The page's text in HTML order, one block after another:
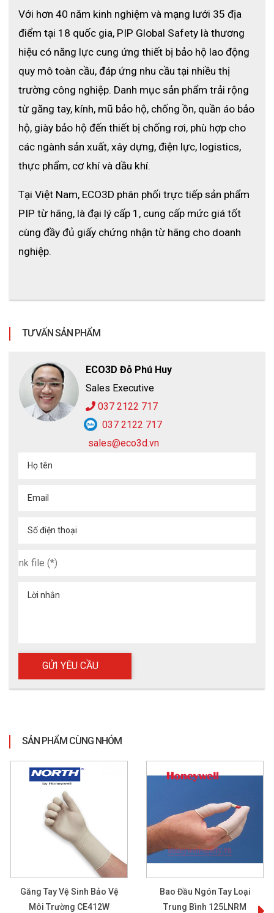
tay Latex 9 inch này khá nổi bật với chiều dài ấn tượng lên đến
và khó bị tuột ra hơn kể cả khi người dùng hoạt động liên tục.
Hướng dẫn bảo quản và sử dụng
- Bảo quản sản phẩm tại nơi khô thoáng, tránh ánh nắng trực
tiếp
- Không đặt sản phẩm tại các nơi ẩm thấp và nền nhiệt cao
- Kiểm tra sản phẩm thật kỹ về các dấu hiệu rách thủng hoặc
châm kim trước khi sử dụng
- Thay thế sản phẩm ngay nếu thấy có các dấu hiệu xuống cấp
trong quá trình sử dụng
- Là sản phẩm sử dụng 1 lần nên không tái sử dụng sản phẩm
ECO3D - Đại lý găng tay phòng sạch
chính hãng, giá rẻ
hãy đến ngay Bảo Hộ Lao Động ECO3D - điểm đến uy tín, giá
găng tay phòng sạch như Honeywell và North thì ECO3D còn
vinh dự là một trong những địa chỉ phân phối của thương hiệu
luôn là địa chỉ nên đến nhất là dịch vụ 24/7, sẵn sàng hỗ trợ
khách hàng từ thông tin sản phẩm đến các bước vận chuyển
hàng hóa.
nguồn gốc. Tin rằng với độ ngũ chuyên viên được đào tạo bài
bản sẽ mang đến cho từng quý khách hàng sự hài lòng nhất.
Hãy đến với ECO3D để nhận được những ưu đãi lớn nhất. Mọi
thắc mắc của khách hàng về sản phẩm vui lòng liên hệ với
CÔNG TY BẢO HỘ LAO ĐỘNG ECO3D
Hotline:
098 333 0380 (Mr. Dũng)
Admin@eco3d.vn - Website:https://eco3d.vn/
HỆ THỐNG PHÂN PHỐI TOÀN QUỐC
Với hơn 40 năm kinh nghiệm và mạng lưới 35 địa
điểm tại 18 quốc gia, PIP Global Safety là thương
hiệu có năng lực cung ứng thiết bị bảo hộ lao động
quy mô toàn cầu, đáp ứng nhu cầu tại nhiều thị
trường công nghiệp. Danh mục sản phẩm trải rộng
từ găng tay, kính, mũ bảo hộ, chống ồn, quần áo bảo
hộ, giày bảo hộ đến thiết bị chống rơi, phù hợp cho
các ngành sản xuất, xây dựng, điện lực, logistics,
thực phẩm, cơ khí và dầu khí.
Tại Việt Nam, ECO3D phân phối trực tiếp sản phẩm
PIP từ hãng, là đại lý cấp 1, cung cấp mức giá tốt
cùng đầy đủ giấy chứng nhận từ hãng cho doanh
nghiệp.
TƯ VẤN SẢN PHẨM
ECO3D Đỗ Phú Huy
Sales Executive
037 2122 717
037 2122 717
sales@eco3d.vn
Họ tên
Email
Số điện thoại
Lời nhắn
SẢN PHẨM CÙNG NHÓM
Găng Tay Vệ Sinh Bảo Vệ
Môi Trường CE412W
Bao Đầu Ngón Tay Loại
Trung Bình 125LNRM